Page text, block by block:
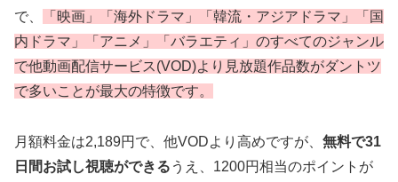
で、
「映画」「海外ドラマ」「韓流・アジアドラマ」「国
内ドラマ」「アニメ」「バラエティ」のすべてのジャンル
で他動画配信サービス(VOD)より見放題作品数がダントツ
で多いことが最大の特徴です。
月額料金は2,189円で、他VODより高めですが、 無料で31
日間お試し視聴ができる うえ、1200円相当のポイントが